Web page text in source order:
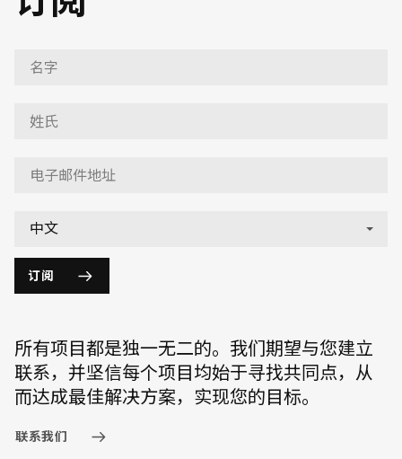
订阅
所有项目都是独一无二的。我们期望与您建立
联系，并坚信每个项目均始于寻找共同点，从
而达成最佳解决方案，实现您的目标。
联系我们